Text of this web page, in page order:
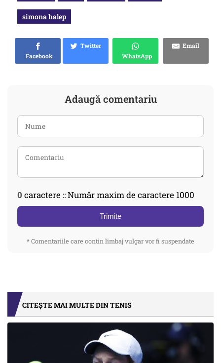
simona halep
Facebook
Twitter
WhatsApp
Email
Adaugă comentariu
0 caractere :: Număr maxim de caractere 1000
Trimite
* Comentariile care contin limbaj vulgar vor fi suspendate
CITEȘTE MAI MULTE DIN TENIS